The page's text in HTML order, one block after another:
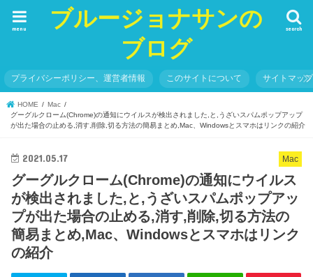
ブルージョナサンの
ブログ
search
menu
プライバシーポリシー、運営者情報 このサイトについて サイトマップ
HOME
Mac
グーグルクローム(Chrome)の通知にウイルスが検出されました,と,うざいスパムポップアップ
が出た場合の止める,消す,削除,切る方法の簡易まとめ,Mac、Windowsとスマホはリンクの紹介
Mac
2021.05.17
グーグルクローム(Chrome)の通知にウイルス
が検出されました,と,うざいスパムポップアッ
プが出た場合の止める,消す,削除,切る方法の
簡易まとめ,Mac、Windowsとスマホはリンク
の紹介